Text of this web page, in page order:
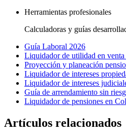
Herramientas profesionales
Calculadoras y guías
Guía Laboral 2026
Liquidador de utilidad en venta
Proyección y planeación
Liquidador de intereses
Liquidador de intereses
Guía de arrendamiento sin
Liquidador de pensiones en
Artículos relacionados